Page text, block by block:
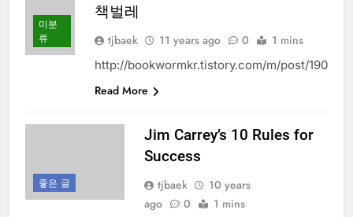
미분
류
책벌레
tjbaek 11 years ago 0 1 mins
http://bookwormkr.tistory.com/m/post/190
Read More
좋은 글
Jim Carrey’s 10 Rules for
Success
tjbaek
10 years
ago
0 1 mins